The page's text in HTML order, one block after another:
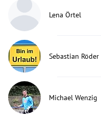
Lena Örtel
Sebastian Röder
Michael Wenzig